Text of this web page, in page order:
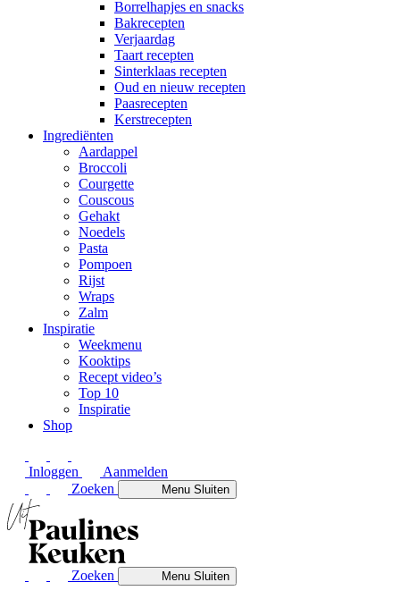
Borrelhapjes en snacks
Bakrecepten
Verjaardag
Taart recepten
Sinterklaas recepten
Oud en nieuw recepten
Paasrecepten
Kerstrecepten
Ingrediënten
Aardappel
Broccoli
Courgette
Couscous
Gehakt
Noedels
Pasta
Pompoen
Rijst
Wraps
Zalm
Inspiratie
Weekmenu
Kooktips
Recept video’s
Top 10
Inspiratie
Shop
Inloggen
Aanmelden
Zoeken
MenuSluiten
Zoeken MenuSluiten